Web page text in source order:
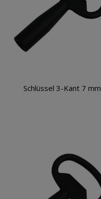
WarenkorbSchlüssel 3-Kant 7 mm